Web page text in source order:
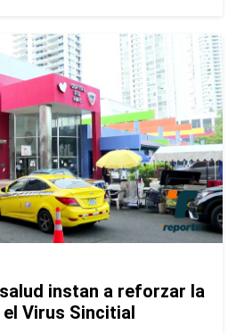
instan a reforzar la
Virus Sincitial